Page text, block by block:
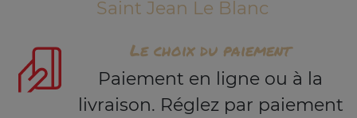
Saint Jean Le Blanc
Le choix du paiement
Paiement en ligne ou à la
livraison. Réglez par paiement